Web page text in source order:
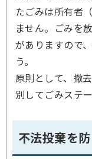
たごみは所有者
ません。ごみを
がありますので
う。
原則として、撤
別してごみステ
不法投棄を